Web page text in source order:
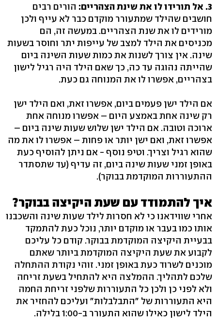
3. אל תורידו לו את שינת הצהריים:
הורים רבים
חושבים שהילד שמתעורר מוקדם כבר לא עייף ולכן
מורידים לו את שנת הצהריים. במעשה זה, הם
מכניסים את הילד למצב של עייפות יתר וחוסר בשעות
שינה. אין צורך לשנות את כמות שעות השינה ביום
שהייתה נהוגה עד כה, כך שאם הילד היה רגיל לישון
בצהריים, אפשרו לו את המנוחה גם כעת.
אם הילד ישן פעמים ביום, אפשרו זאת, ואם הילד ישן
רק שינה אחת באמצע היום – אפשרו מנוחה אחת
ארוכה וטובה. אם הילד ישן שלוש שעות שינה ביום –
אפשרו זאת, ואם ישן יותר או פחות – אפשרו לו את מה
שהוא רגיל וצריך. וטיפ נוסף - אם ניתן להוסיף כעת
באופן זמני שעות שינה ביום, זה עדיף (עד שתסתדר
ההתעוררות המוקדמת בבוקר).
איך להתמודד עם שעת היקיצה בבוקר?
אחרי שווידאנו כי לא חסרות לילד שעות שינה והשכבנו
אותו כמו בעבר או מוקדם יותר, נוכל כעת להתמקד
בבעיית היקיצה המוקדמת בבוקר. קודם כל עליכם
לקבוע את שעת היקיצה המוקדמת ביותר שאתם
מוכנים לשרוד כעת באופן זמני. זוהי נקודת ההתחלה
שלכם לתהליך. ההמלצה היא להתחיל בשעת זריחה
ולא לפני כן ולכן כל התעוררות שלפני זריחת החמה
היא התעוררות של "התבלבלות" ועליכם להחזיר את
הילד לישון כאילו שהוא התעורר ב-1:00 בלילה.